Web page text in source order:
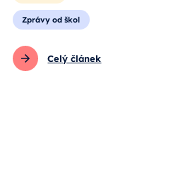
Zprávy od škol
Celý článek